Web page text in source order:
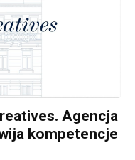
Agencja
kompetencje